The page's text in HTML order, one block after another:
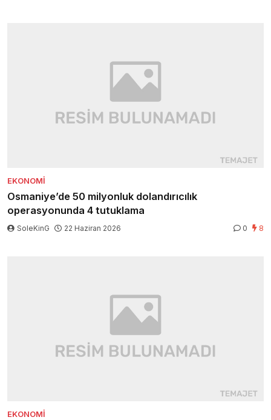
EKONOMI
Osmaniye’de 50 milyonluk dolandırıcılık
operasyonunda 4 tutuklama
SoleKinG 22 Haziran 2026 0 8
EKONOMI